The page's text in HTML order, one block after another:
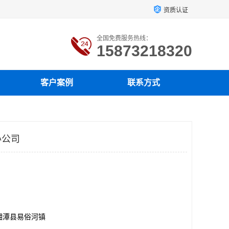
资质认证
全国免费服务热线：
15873218320
客户案例 联系方式
司
潭县易俗河镇